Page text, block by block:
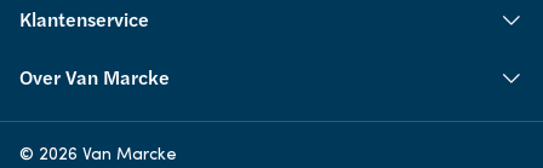
Klantenservice
Over Van Marcke
© 2026 Van Marcke